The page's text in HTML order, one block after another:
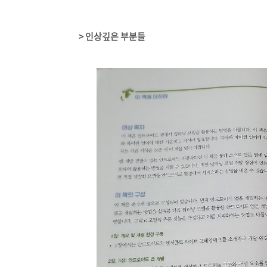
> 인상깊은 부분들